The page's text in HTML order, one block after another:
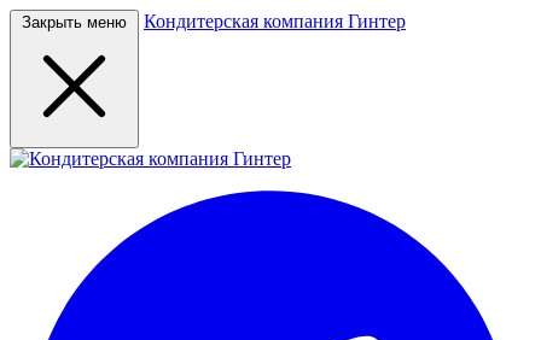
Закрыть меню Кондитерская компания Гинтер